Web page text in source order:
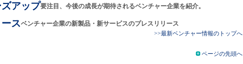
アップ要注目、今後の成長が期待されるベンチャー企業を紹介。
スベンチャー企業の新製品・新サービスのプレスリリース
>>最新ベンチャー情報のトップへ
ページの先頭へ